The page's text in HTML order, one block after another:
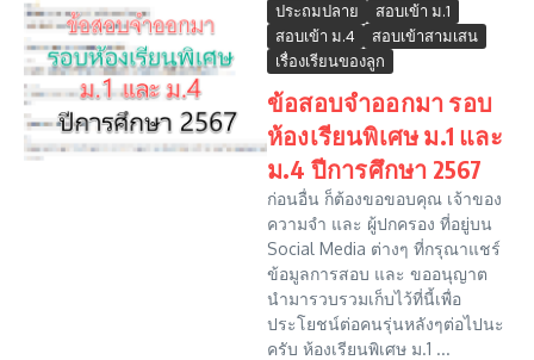
ประถมปลาย
สอบเข้า ม.1
สอบเข้า ม.4
สอบเข้าสามเสน
เรื่องเรียนของลูก
ข้อสอบจำออกมา รอบ
ห้องเรียนพิเศษ ม.1 และ
ม.4 ปีการศึกษา 2567
ก่อนอื่น ก็ต้องขอขอบคุณ เจ้าของ
ความจำ และ ผู้ปกครอง ที่อยู่บน
Social Media ต่างๆ ที่กรุณาแชร์
ข้อมูลการสอบ และ ขออนุญาต
นำมารวบรวมเก็บไว้ที่นี้เพื่อ
ประโยชน์ต่อคนรุ่นหลังๆต่อไปนะ
ครับ ห้องเรียนพิเศษ ม.1 ...